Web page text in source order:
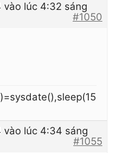
lúc 4:32 sáng
#1050
vào lúc 4:34 sáng
#1055